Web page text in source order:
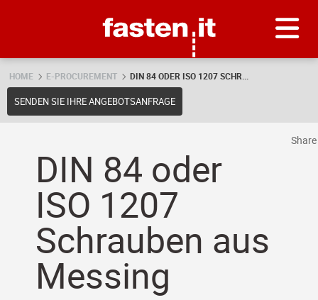
HOME E-PROCUREMENT DIN 84 ODER ISO 1207 SCHR...
SENDEN SIE IHRE ANGEBOTSANFRAGE
DIN 84 oder
ISO 1207
Schrauben aus
Messing
Share